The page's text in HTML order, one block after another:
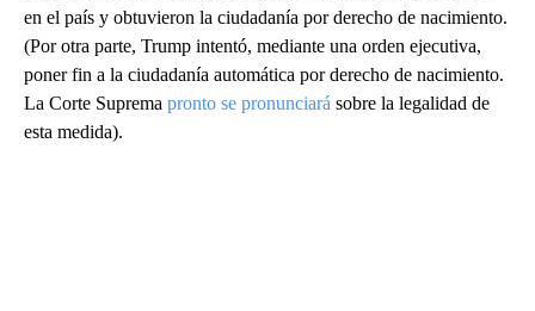
en el país y obtuvieron la ciudadanía por derecho de nacimiento.
(Por otra parte, Trump intentó, mediante una orden ejecutiva,
poner fin a la ciudadanía automática por derecho de nacimiento.
La Corte Suprema pronto se pronunciará sobre la legalidad de
esta medida).